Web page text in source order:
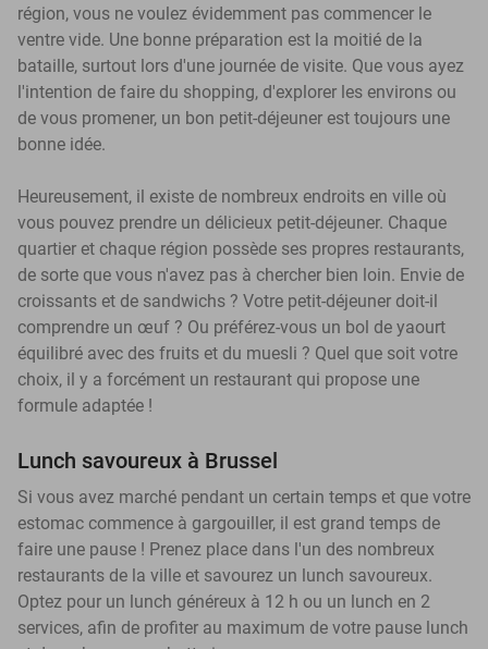
région, vous ne voulez évidemment pas commencer le
ventre vide. Une bonne préparation est la moitié de la
bataille, surtout lors d'une journée de visite. Que vous ayez
l'intention de faire du shopping, d'explorer les environs ou
de vous promener, un bon petit-déjeuner est toujours une
bonne idée.
Heureusement, il existe de nombreux endroits en ville où
vous pouvez prendre un délicieux petit-déjeuner. Chaque
quartier et chaque région possède ses propres restaurants,
de sorte que vous n'avez pas à chercher bien loin. Envie de
croissants et de sandwichs ? Votre petit-déjeuner doit-il
comprendre un œuf ? Ou préférez-vous un bol de yaourt
équilibré avec des fruits et du muesli ? Quel que soit votre
choix, il y a forcément un restaurant qui propose une
formule adaptée !
Lunch savoureux à Brussel
Si vous avez marché pendant un certain temps et que votre
estomac commence à gargouiller, il est grand temps de
faire une pause ! Prenez place dans l'un des nombreux
restaurants de la ville et savourez un lunch savoureux.
Optez pour un lunch généreux à 12 h ou un lunch en 2
services, afin de profiter au maximum de votre pause lunch